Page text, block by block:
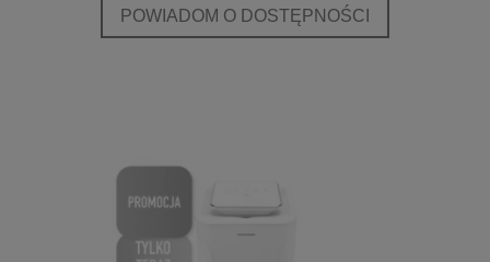
POWIADOM O DOSTĘPNOŚCI